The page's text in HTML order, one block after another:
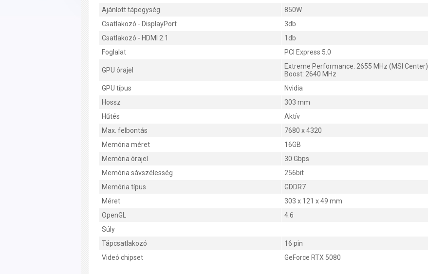
Ajánlott tápegység
850W
Csatlakozó - DisplayPort
3db
Csatlakozó - HDMI 2.1
1db
Foglalat
PCI Express 5.0
GPU órajel
Extreme Performance: 2655 MHz (MSI Center)
Boost: 2640 MHz
GPU típus
Nvidia
Hossz
303 mm
Hűtés
Aktív
Max. felbontás
7680 x 4320
Memória méret
16GB
Memória órajel
30 Gbps
Memória sávszélesség
256bit
Memória típus
GDDR7
Méret
303 x 121 x 49 mm
OpenGL
4.6
Súly
Tápcsatlakozó
16 pin
Videó chipset
GeForce RTX 5080